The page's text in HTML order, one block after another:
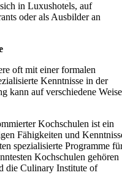
in Luxushotels, auf
oder als Ausbilder an
oft mit einer formalen
Kenntnisse in der
kann auf verschiedene
Kochschulen ist ein
Fähigkeiten und
spezialisierte Programme
Kochschulen gehören
die Culinary Institute of